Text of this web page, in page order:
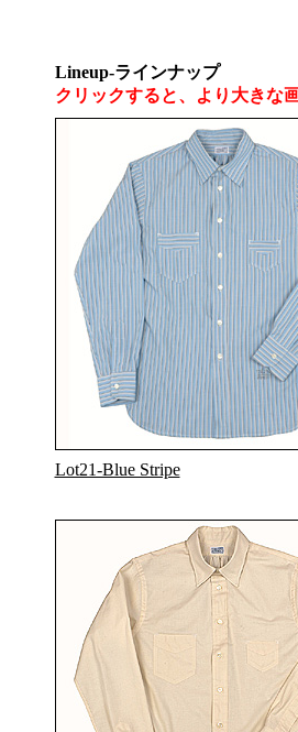
Lineup-ラインナップ
クリックすると、より大きな
Lot21-Blue Stripe